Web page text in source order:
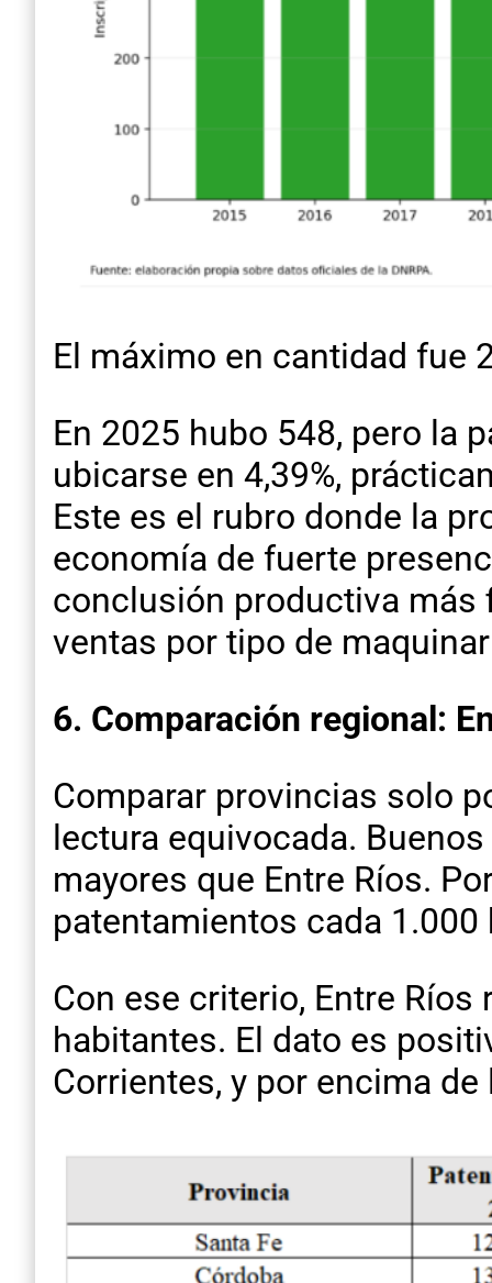
El máximo en cantidad fue
En 2025 hubo 548, pero la
ubicarse en 4,39%,
Este es el rubro donde la
economía de fuerte
conclusión productiva más
ventas por tipo de
6. Comparación regional:
Comparar provincias solo
lectura equivocada.
mayores que Entre Ríos.
patentamientos cada 1.000
Con ese criterio, Entre
habitantes. El dato es
Corrientes, y por encima